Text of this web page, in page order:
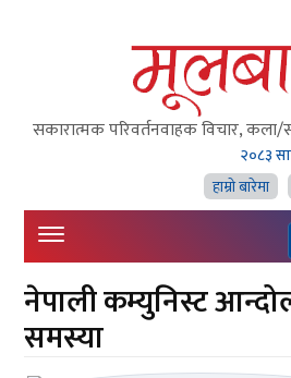
सकारात्मक परिवर्तनवाहक विचार, कला/
२०८३
हाम्राे बारेमा
नेपाली कम्युनिस्ट
समस्या